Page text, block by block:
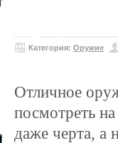
Категория: Оружие
Отличное
посмотреть
даже черта, а